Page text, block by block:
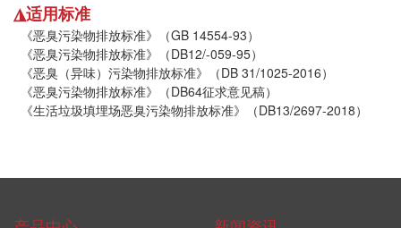
◮适用标准
《恶臭污染物排放标准》（GB 14554-93）
《恶臭污染物排放标准》（DB12/-059-95）
《恶臭（异味）污染物排放标准》（DB 31/1025-2016）
《恶臭污染物排放标准》（DB64征求意见稿）
《生活垃圾填埋场恶臭污染物排放标准》（DB13/2697-2018）